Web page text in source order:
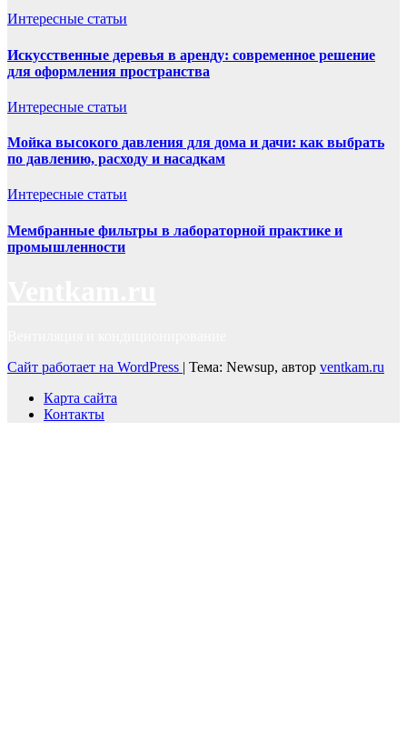
Интересные статьи
Искусственные деревья в аренду: современное решение
для оформления пространства
Интересные статьи
Мойка высокого давления для дома и дачи: как выбрать
по давлению, расходу и насадкам
Интересные статьи
Мембранные фильтры в лабораторной практике и
промышленности
Сайт работает на WordPress | Тема: Newsup, автор ventkam.ru
Карта сайта
Контакты